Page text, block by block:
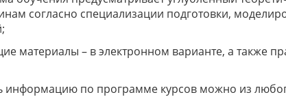
согласно специализации подготовки,
материалы – в электронном варианте, а также
информацию по программе курсов можно из